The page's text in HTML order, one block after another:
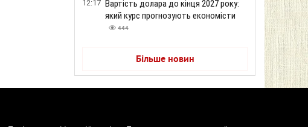
12:17 Вартість долара до кінця 2027 року:
який курс прогнозують економісти
444
Більше новин